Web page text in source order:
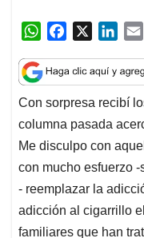
W
a
t
s
A
p
p
c
e
b
o
o
k
n
k
e
d
I
n
Con sorpresa recibí
columna pasada
Me disculpo con
con mucho esfuerzo
- reemplazar la
adicción al cigarrillo
familiares que han